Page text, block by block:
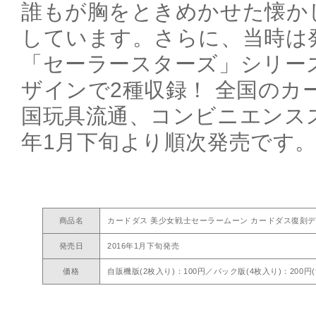
誰もが胸をときめかせた懐
しています。さらに、当時
「セーラースターズ」シリ
ザインで2種収録！ 全国のカ
国玩具流通、コンビニエン
年1月下旬より順次発売です。
商品名 カードダス 美少女戦士セーラームーン カードダス復刻
発売日 2016年1月下旬発売
価格 自販機版(2枚入り)：100円／パック版(4枚入り)：200円